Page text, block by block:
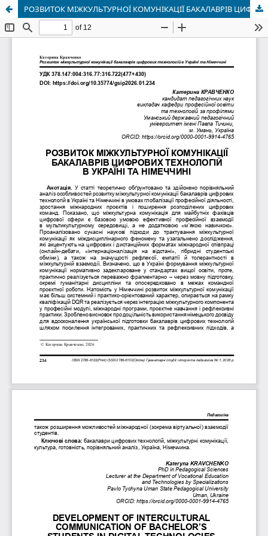
РОЗВИТОК МІЖКУЛЬТУРНОЇ КОМУНІКАЦІЇ БАКАЛАВРІВ ЦИФРОВИХ ТЕХНОЛОГІЙ В УКРАЇНІ ТА НІМЕЧЧИНІ